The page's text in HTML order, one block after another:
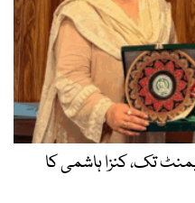
تک، کنزا ہاشمی کا